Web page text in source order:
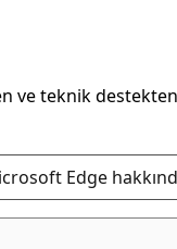
ve teknik
Edge